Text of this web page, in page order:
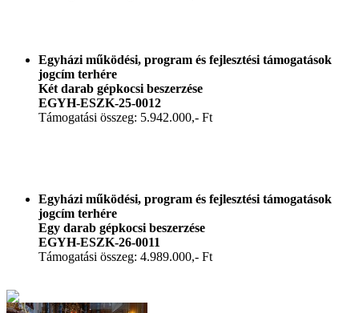
Egyházi működési, program és fejlesztési támogatások
jogcím terhére
Két darab gépkocsi beszerzése
EGYH-ESZK-25-0012
Támogatási összeg: 5.942.000,- Ft
Egyházi működési, program és fejlesztési támogatások
jogcím terhére
Egy darab gépkocsi beszerzése
EGYH-ESZK-26-0011
Támogatási összeg: 4.989.000,- Ft